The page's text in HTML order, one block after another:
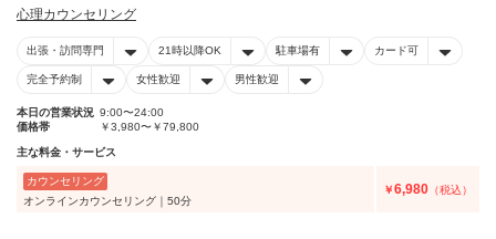
心理カウンセリング
出張・訪問専門 21時以降OK 駐車場有 カード可
完全予約制 女性歓迎 男性歓迎
本日の営業状況 9:00〜24:00
価格帯
￥3,980〜￥79,800
主な料金・サービス
カウンセリング
オンラインカウンセリング｜50分
￥6,980 （税込）